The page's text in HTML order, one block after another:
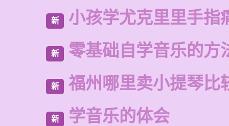
新 小孩学尤克里里手指
新 零基础自学音乐的方
新 福州哪里卖小提琴比
新 学音乐的体会